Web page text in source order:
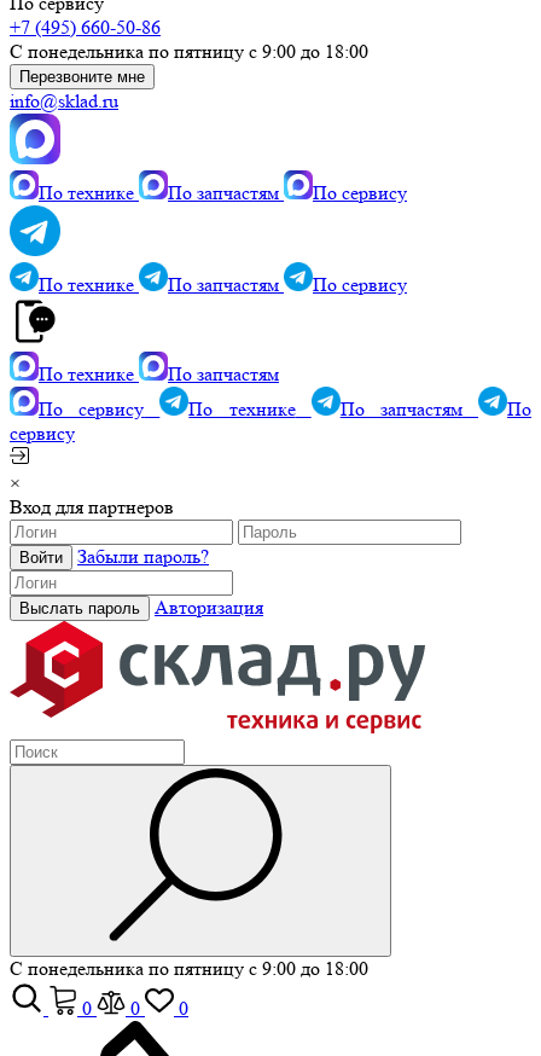
+7 (495) 660-50-86
С понедельника по пятницу с 9:00 до 18:00
Перезвоните мне
info@sklad.ru
По технике По запчастям По сервису
По технике По запчастям По сервису
По технике
По запчастям
По сервису
По технике По запчастям
По
сервису
×
Вход для партнеров
Забыли пароль?
Авторизация
С понедельника по пятницу с 9:00 до 18:00
0
0 0